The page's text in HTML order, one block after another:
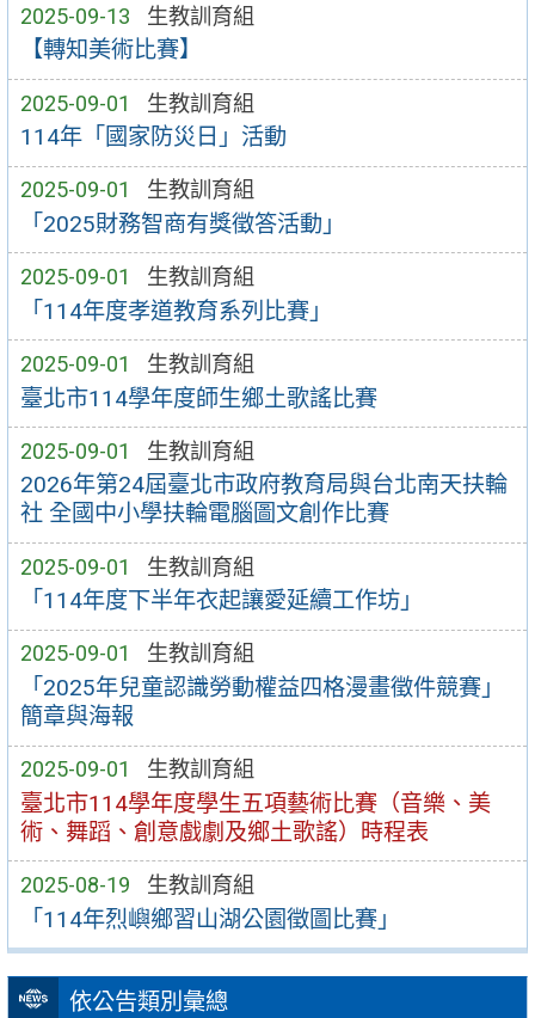
2025-09-13 生教訓育組
【轉知美術比賽】
2025-09-01 生教訓育組
114年「國家防災日」活動
2025-09-01 生教訓育組
「2025財務智商有獎徵答活動」
2025-09-01 生教訓育組
「114年度孝道教育系列比賽」
2025-09-01 生教訓育組
臺北市114學年度師生鄉土歌謠比賽
2025-09-01 生教訓育組
2026年第24屆臺北市政府教育局與台北南天扶輪
社 全國中小學扶輪電腦圖文創作比賽
2025-09-01 生教訓育組
「114年度下半年衣起讓愛延續工作坊」
2025-09-01 生教訓育組
「2025年兒童認識勞動權益四格漫畫徵件競賽」
簡章與海報
2025-09-01 生教訓育組
臺北市114學年度學生五項藝術比賽（音樂、美
術、舞蹈、創意戲劇及鄉土歌謠）時程表
2025-08-19 生教訓育組
「114年烈嶼鄉習山湖公園徵圖比賽」
依公告類別彙總